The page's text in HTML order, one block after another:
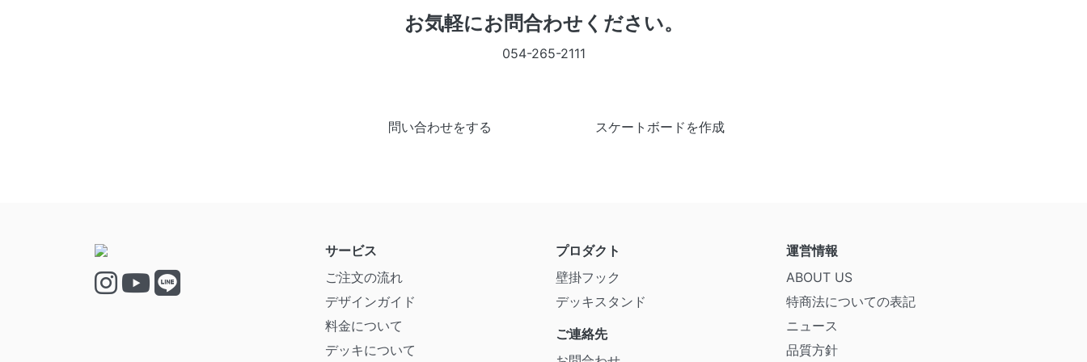
お気軽にお問合わせください。
054-265-2111
問い合わせをする スケートボードを作成
サービス
ご注文の流れ
デザインガイド
料金について
デッキについて
プロダクト
壁掛フック
デッキスタンド
ご連絡先
運営情報
ABOUT US
特商法についての表記
ニュース
品質方針